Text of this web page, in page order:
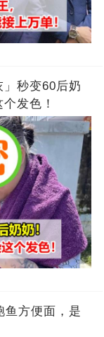
秒变60后奶
发色！
鱼方便面，是